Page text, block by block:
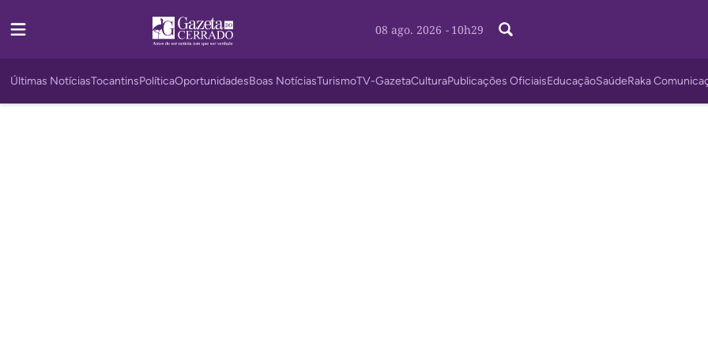
08 ago. 2026 - 10h30
Últimas NotíciasTocantinsPolíticaOportunidadesBoas NotíciasTurismoTV-GazetaCulturaPublicações OficiaisEducaçãoSaúdeRaka